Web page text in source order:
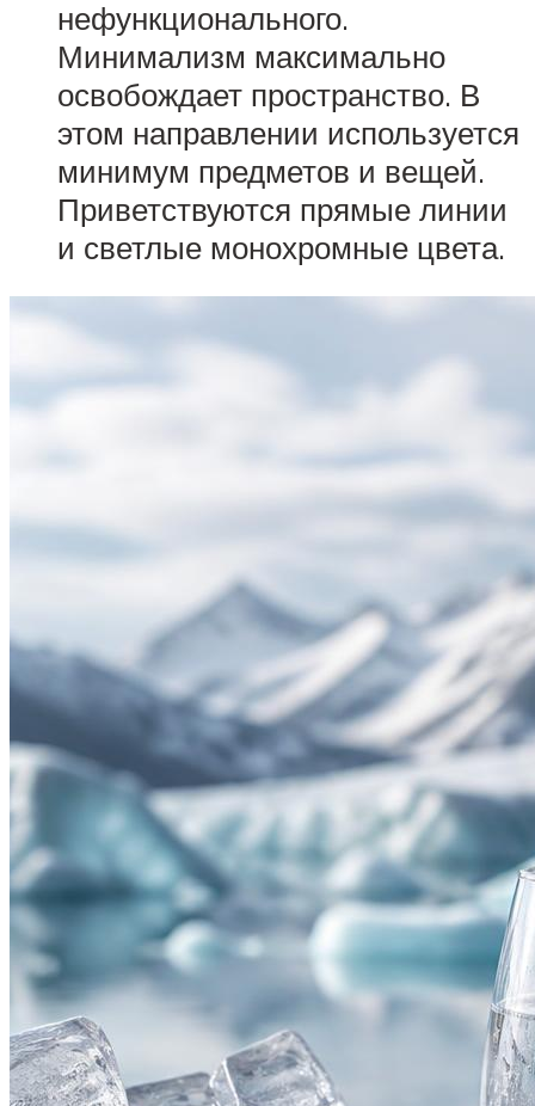
нефункционального.
Минимализм максимально
освобождает пространство. В
этом направлении используется
минимум предметов и вещей.
Приветствуются прямые линии
и светлые монохромные цвета.